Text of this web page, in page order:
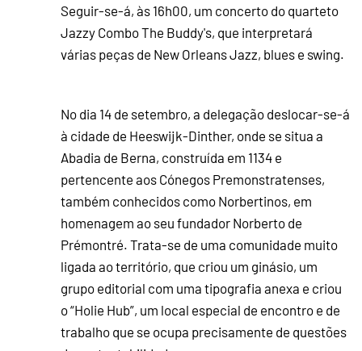
Seguir-se-á, às 16h00, um concerto do quarteto
Jazzy Combo The Buddy's, que interpretará
várias peças de New Orleans Jazz, blues e swing.
No dia 14 de setembro, a delegação deslocar-se-á
à cidade de Heeswijk-Dinther, onde se situa a
Abadia de Berna, construída em 1134 e
pertencente aos Cónegos Premonstratenses,
também conhecidos como Norbertinos, em
homenagem ao seu fundador Norberto de
Prémontré. Trata-se de uma comunidade muito
ligada ao território, que criou um ginásio, um
grupo editorial com uma tipografia anexa e criou
o “Holie Hub”, um local especial de encontro e de
trabalho que se ocupa precisamente de questões